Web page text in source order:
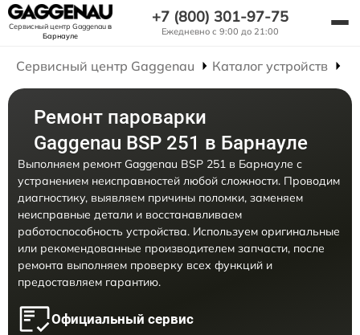
Сервисный центр Gaggenauв
Барнауле
+7 (800) 301-97-75
Ежедневно с 9:00 до 21:00
Сервисный центр Gaggenau Каталог устройств
Ремонт пароварки
Gaggenau BSP 251 в Барнауле
Выполняем ремонт Gaggenau BSP 251 в Барнауле с
устранением неисправностей любой сложности. Проводим
диагностику, выявляем причины поломки, заменяем
неисправные детали и восстанавливаем
работоспособность устройства. Используем оригинальные
или рекомендованные производителем запчасти, после
ремонта выполняем проверку всех функций и
предоставляем гарантию.
Официальный сервис